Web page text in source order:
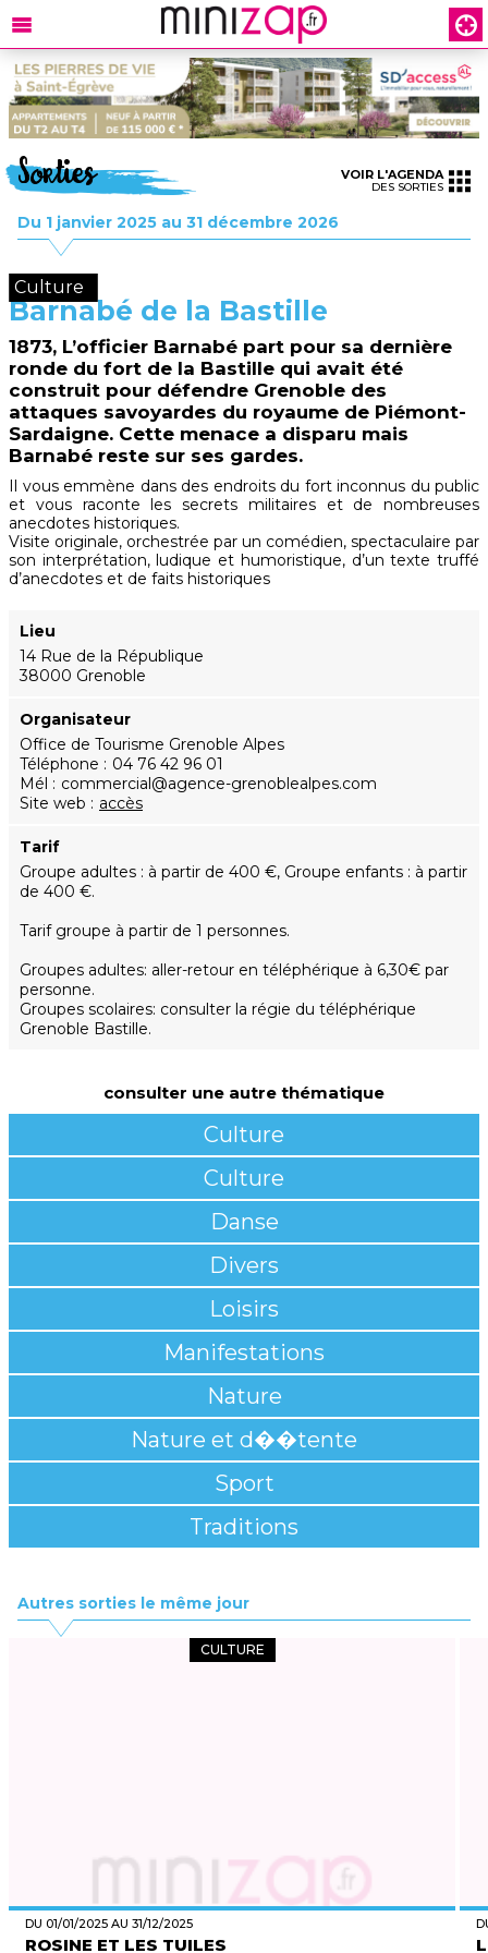
Sorties
Du 1 janvier 2025 au 31 décembre 2026
VOIR L'AGENDA
DES SORTIES
Culture
Barnabé de la Bastille
1873, L’officier Barnabé part pour sa dernière
ronde du fort de la Bastille qui avait été
construit pour défendre Grenoble des
attaques savoyardes du royaume de Piémont-
Sardaigne. Cette menace a disparu mais
Barnabé reste sur ses gardes.
Il vous emmène dans des endroits du fort inconnus du public
et vous raconte les secrets militaires et de nombreuses
anecdotes historiques.
Visite originale, orchestrée par un comédien, spectaculaire par
son interprétation, ludique et humoristique, d’un texte truffé
d’anecdotes et de faits historiques
Lieu
14 Rue de la République
38000 Grenoble
Organisateur
Office de Tourisme Grenoble Alpes
Téléphone
04 76 42 96 01
Mél
commercial@agence-grenoblealpes.com
Site web
accès
Tarif
Groupe adultes : à partir de 400 €, Groupe enfants : à partir
de 400 €.
Tarif groupe à partir de 1 personnes.
Groupes adultes: aller-retour en téléphérique à 6,30€ par
personne.
Groupes scolaires: consulter la régie du téléphérique
Grenoble Bastille.
consulter une autre thématique
Culture
Culture
Danse
Divers
Loisirs
Manifestations
Nature
Nature et d��tente
Sport
Traditions
Autres sorties le même jour
CULTURE
DU 01/01/2025 AU 31/12/2025
ROSINE ET LES TUILES